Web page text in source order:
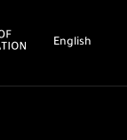
English